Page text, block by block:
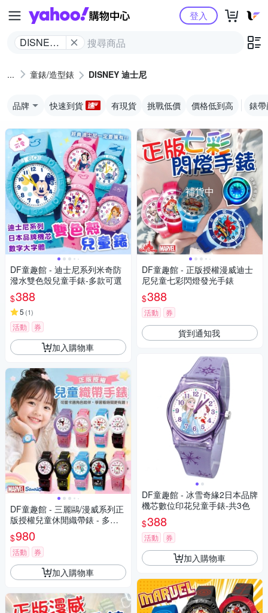
Yahoo購物中心
DISNEY
登入
童錶/造型錶 DISNEY 迪士尼
品牌 快速到貨 有現貨 挑戰低價 價格低到高 錶
DF童趣館 - 迪士尼系列米奇防
潑水雙色殼兒童手錶-多款可選
$388
5 (1)
活動 券
加入購物車
DF童趣館 - 三麗鷗/漫威系列正
版授權兒童休閒織帶錶 - 多款
可選
$980
活動 券
加入購物車
補貨中
DF童趣館 - 正版授權漫威迪士
尼兒童七彩閃燈發光手錶
$388
活動 券
貨到通知我
DF童趣館 - 冰雪奇緣2日本品牌
機芯數位印花兒童手錶-共3色
$388
活動 券
加入購物車